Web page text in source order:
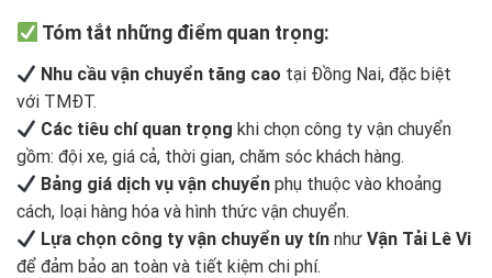
Tóm tắt những điểm quan trọng:
Nhu cầu vận chuyển tăng cao tại Đồng Nai, đặc biệt
với TMĐT.
Các tiêu chí quan trọng khi chọn công ty vận chuyển
gồm: đội xe, giá cả, thời gian, chăm sóc khách hàng.
Bảng giá dịch vụ vận chuyển phụ thuộc vào khoảng
cách, loại hàng hóa và hình thức vận chuyển.
Lựa chọn công ty vận chuyển uy tín nhưVận Tải Lê Vi
để đảm bảo an toàn và tiết kiệm chi phí.